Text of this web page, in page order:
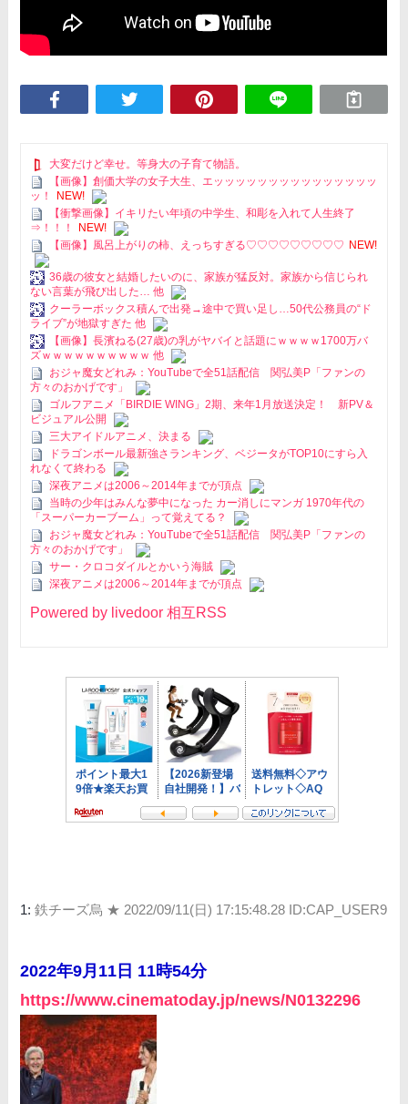
大変だけど幸せ。等身大の子育て物語。
【画像】創価大学の女子大生、エッッッッッッッッッッッッッッッ
ッ！
NEW!
【衝撃画像】イキリたい年頃の中学生、和彫を入れて人生終了
⇒！！！
NEW!
【画像】風呂上がりの柿、えっちすぎる♡♡♡♡♡♡♡♡♡ NEW!
36歳の彼女と結婚したいのに、家族が猛反対。家族から信じられ
ない言葉が飛び出した… 他
クーラーボックス積んで出発→途中で買い足し…50代公務員の“ド
ライブ”が地獄すぎた 他
【画像】長濱ねる(27歳)の乳がヤバイと話題にｗｗｗｗ1700万バ
ズｗｗｗｗｗｗｗｗｗｗ 他
おジャ魔女どれみ：YouTubeで全51話配信 関弘美P「ファンの
方々のおかげです」
ゴルフアニメ「BIRDIE WING」2期、来年1月放送決定！ 新PV＆
ビジュアル公開
三大アイドルアニメ、決まる
ドラゴンボール最新強さランキング、ベジータがTOP10にすら入
れなくて終わる
深夜アニメは2006～2014年までが頂点
当時の少年はみんな夢中になった カー消しにマンガ 1970年代の
「スーパーカーブーム」って覚えてる？
おジャ魔女どれみ：YouTubeで全51話配信 関弘美P「ファンの
方々のおかげです」
サー・クロコダイルとかいう海賊
深夜アニメは2006～2014年までが頂点
Powered by livedoor 相互RSS
1:鉄チーズ烏 ★ 2022/09/11(日) 17:15:48.28 ID:CAP_USER9
2022年9月11日 11時54分
https://www.cinematoday.jp/news/N0132296